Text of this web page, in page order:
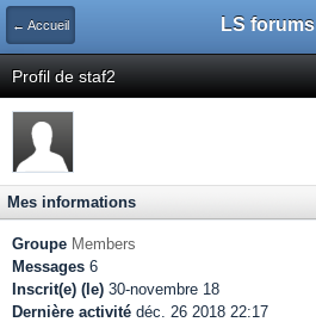
← Accueil LS forums
Profil de staf2
Mes informations
Groupe Members
Messages 6
Inscrit(e) (le) 30-novembre 18
Dernière activité déc. 26 2018 22:17